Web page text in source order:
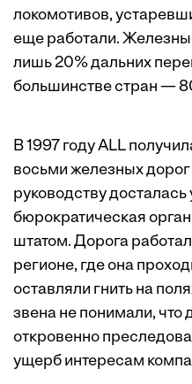
локомотивов,
еще работали.
лишь 20% дальних
большинстве стран —
В 1997 году ALL
восьми железных
руководству досталась
бюрократическая
штатом. Дорога
регионе, где она
оставляли гнить на
звена не понимали, что
откровенно
ущерб интересам